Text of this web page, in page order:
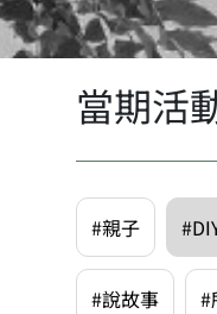
當期活
#親子
#說故事 #